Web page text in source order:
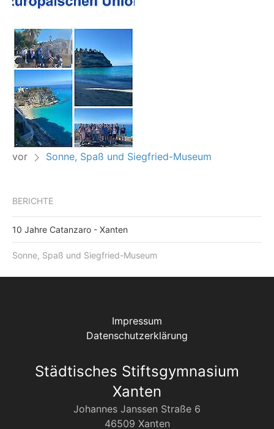
vor Sonne, Spaß und Siegfried-Museum
BERICHTE
10 Jahre Catanzaro - Xanten
Sonne, Spaß und Siegfried-Museum
Impressum
Datenschutzerklärung
Städtisches Stiftsgymnasium
Xanten
Johannes Janssen Straße 6
46509 Xanten